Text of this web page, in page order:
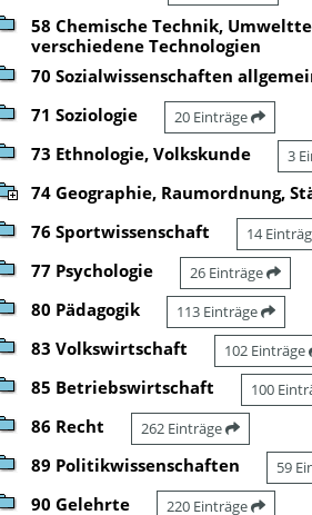
58 Chemische Technik,
verschiedene Technologien
70 Sozialwissenschaften
71 Soziologie 20 Einträge
73 Ethnologie, Volkskunde 3
74 Geographie, Raumordnung,
76 Sportwissenschaft 14
77 Psychologie 26 Einträge
80 Pädagogik 113 Einträge
83 Volkswirtschaft 102 Einträge
85 Betriebswirtschaft 100
86 Recht 262 Einträge
89 Politikwissenschaften 59
90 Gelehrte 220 Einträge